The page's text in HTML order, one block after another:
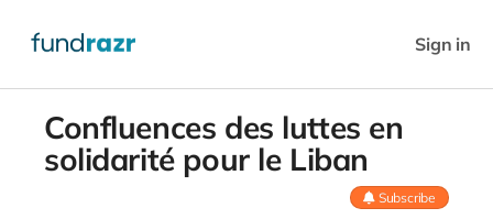
Sign in
Confluences des luttes en
solidarité pour le Liban
Subscribe